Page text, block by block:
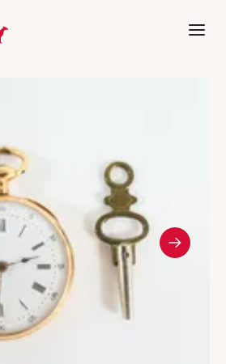
Aller à l'accueil de Crédit Municipal